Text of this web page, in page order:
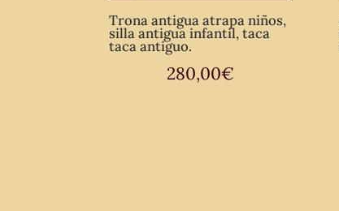
Trona antigua atrapa niños,
silla antigua infantil, taca
taca antiguo.
280,00€